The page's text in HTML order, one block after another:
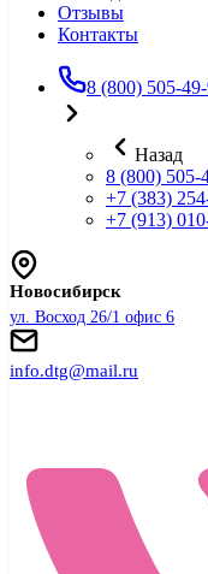
Отзывы
Контакты
8 (800) 505-
Назад
8 (800) 505-
+7 (383)
+7 (913)
Новосибирск
ул. Восход 26/1 офис 6
info.dtg@mail.ru